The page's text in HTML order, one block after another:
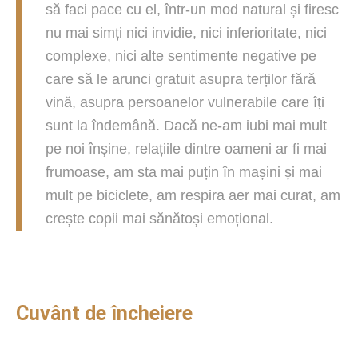
să faci pace cu el, într-un mod natural și firesc
nu mai simți nici invidie, nici inferioritate, nici
complexe, nici alte sentimente negative pe
care să le arunci gratuit asupra terților fără
vină, asupra persoanelor vulnerabile care îți
sunt la îndemână. Dacă ne-am iubi mai mult
pe noi înșine, relațiile dintre oameni ar fi mai
frumoase, am sta mai puțin în mașini și mai
mult pe biciclete, am respira aer mai curat, am
crește copii mai sănătoși emoțional.
Cuvânt de încheiere